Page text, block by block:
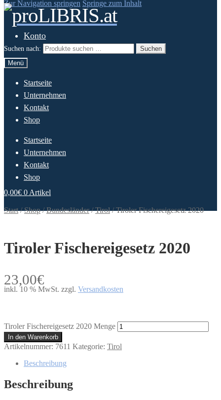
Zur Navigation springen Springe zum Inhalt
Konto
Suchen nach:
Suchen
Menü
Startseite
Unternehmen
Kontakt
Shop
Startseite
Unternehmen
Kontakt
Shop
0,00€ 0 Artikel
Start/Shop/Bundesländer/Tirol/Tiroler Fischereigesetz 2020
Tiroler Fischereigesetz 2020
23,00€
inkl. 10 % MwSt. zzgl. Versandkosten
Tiroler Fischereigesetz 2020 Menge
In den Warenkorb
Artikelnummer: 7611 Kategorie: Tirol
Beschreibung
Beschreibung